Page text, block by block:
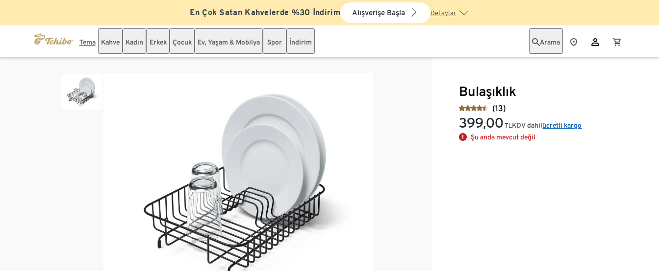
En Çok Satan Kahvelerde %30 İndirim Alışverişe Başla Detaylar
Tema Kahve Kadın Erkek Çocuk Ev, Yaşam & Mobilya Spor İndirim Arama
Bulaşıklık
(13)
399,00 TLKDV dahilücretli kargo
Şu anda mevcut değil